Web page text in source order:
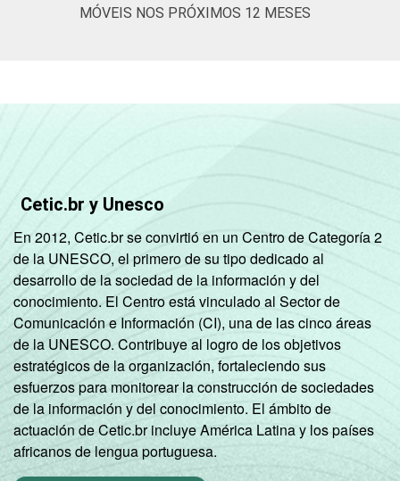
MÓVEIS NOS PRÓXIMOS 12 MESES
Cetic.br y Unesco
En 2012, Cetic.br se convirtió en un Centro de Categoría 2
de la UNESCO, el primero de su tipo dedicado al
desarrollo de la sociedad de la información y del
conocimiento. El Centro está vinculado al Sector de
Comunicación e Información (CI), una de las cinco áreas
de la UNESCO. Contribuye al logro de los objetivos
estratégicos de la organización, fortaleciendo sus
esfuerzos para monitorear la construcción de sociedades
de la información y del conocimiento. El ámbito de
actuación de Cetic.br incluye América Latina y los países
africanos de lengua portuguesa.